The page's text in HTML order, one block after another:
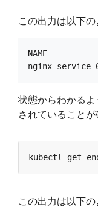
この出力は以下
NAME
状態からわかる
されていること
kubectl get
この出力は以下